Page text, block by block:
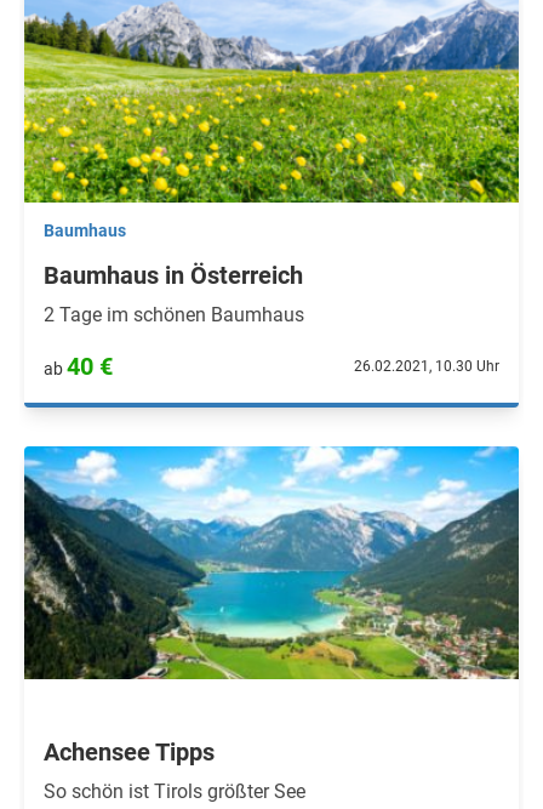
Baumhaus
Baumhaus in Österreich
2 Tage im schönen Baumhaus
ab40 € 26.02.2021, 10.30 Uhr
Achensee Tipps
So schön ist Tirols größter See